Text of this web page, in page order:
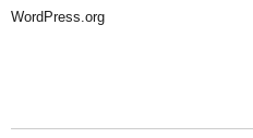
WordPress.org